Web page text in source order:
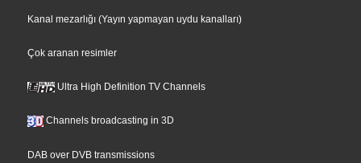
Kanal mezarlığı (Yayın yapmayan uydu kanalları)
Çok aranan resimler
Ultra High Definition TV Channels
Channels broadcasting in 3D
DAB over DVB transmissions